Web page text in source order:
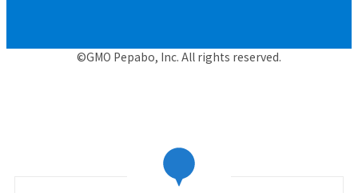
©GMO Pepabo, Inc. All rights reserved.